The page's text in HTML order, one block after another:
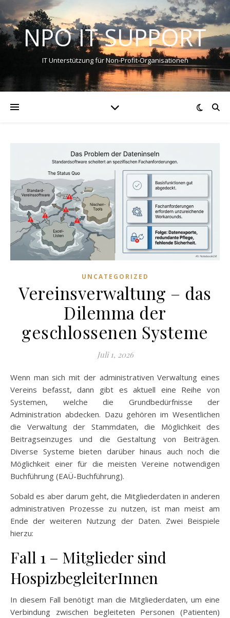
NPO IT SUPPORT
IT Unterstützung für Non-Profit-Organisationen
UNCATEGORIZED
Vereinsverwaltung – das
Dilemma der
geschlossenen Systeme
Juli 1, 2026
Wenn man sich mit der administrativen Verwaltung eines
Vereins befasst, dann gibt es aktuell eine Reihe von
Systemen, welche die Grundbedürfnisse der
Administration abdecken. Dazu gehören im Wesentlichen
die Verwaltung der Stammdaten, die Möglichkeit des
Beitragseinzuges und die Gestaltung von Beiträgen.
Diverse Systeme bieten darüber hinaus auch noch die
Möglichkeit einer für die meisten Vereine notwendigen
Buchführung (EAÜ-Buchführung).
Sobald es aber darum geht, die Mitgliederdaten in anderen
administrativen Prozesse zu nutzen, ist man meist am
Ende der weiteren Nutzung der Daten. Zwei Beispiele
hierzu:
Fall 1 – Mitglieder sind
HospizbegleiterInnen
In diesem Fall benötigt man die Mitgliederdaten, um eine
Verbindung zwischen begleiteten Personen (Patienten)